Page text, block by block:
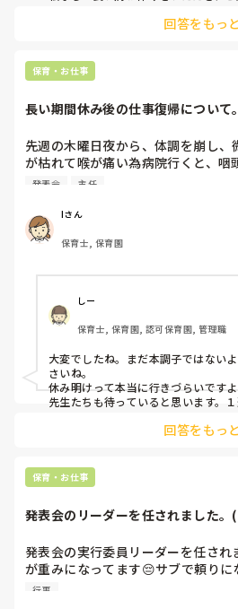
メモに書いてお菓子と一緒に置かせ
回答をもっ
保育・お仕事
長い期間休み後の仕事復帰について。
先週の木曜日夜から、体調を崩し
が枯れて喉が痛い為病院行くと、
仕事お休みした方がいいと言われ、
たら、インフルエンザになり、5日
咳がひどくて再度病院行って、気管
な事に、、。発表会リーダーにな
子どもたちからくしゃみやら咳や
した。この事は、同じクラスの先
理解してくれてます。
今日で、5日目。明日からまた仕事
も仕事をお休みしてしまった罪悪感
会の事が進んでいるのか、まだ報告
そこも話さなきゃいけないので、億
どんな顔でいけばわかりません。。
発表会 主任
Iさん
保育士, 保育園
しー
保育士, 保育園, 認可保育園, 管理職
大変でしたね。まだ本調子ではない
さいね。
休み明けって本当に行きづらいです
先生たちも待っていると思います。
回答をもっ
保育・お仕事
発表会のリーダーを任されました
発表会の実行委員リーダーを任さ
が重みになってます😔サブで頼り
なとか思ったりしますが、まとめた
行事